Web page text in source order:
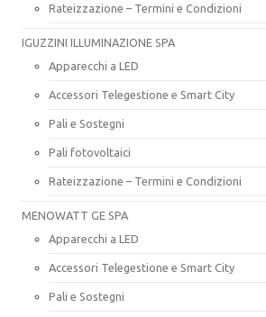
Rateizzazione – Termini e Condizioni
IGUZZINI ILLUMINAZIONE SPA
Apparecchi a LED
Accessori Telegestione e Smart City
Pali e Sostegni
Pali fotovoltaici
Rateizzazione – Termini e Condizioni
MENOWATT GE SPA
Apparecchi a LED
Accessori Telegestione e Smart City
Pali e Sostegni